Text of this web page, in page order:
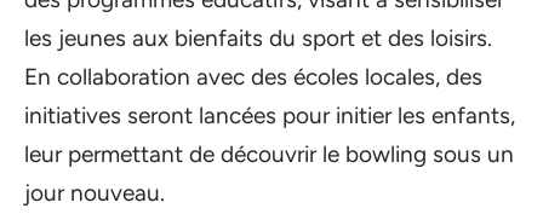
les jeunes aux bienfaits du sport et des loisirs.
En collaboration avec des écoles locales, des
initiatives seront lancées pour initier les enfants,
leur permettant de découvrir le bowling sous un
jour nouveau.